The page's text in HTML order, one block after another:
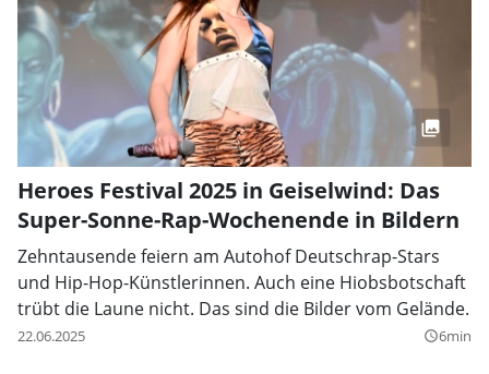
Heroes Festival 2025 in Geiselwind: Das
Super-Sonne-Rap-Wochenende in Bildern
Zehntausende feiern am Autohof Deutschrap-Stars
und Hip-Hop-Künstlerinnen. Auch eine Hiobsbotschaft
trübt die Laune nicht. Das sind die Bilder vom Gelände.
22.06.2025 query_builder6min